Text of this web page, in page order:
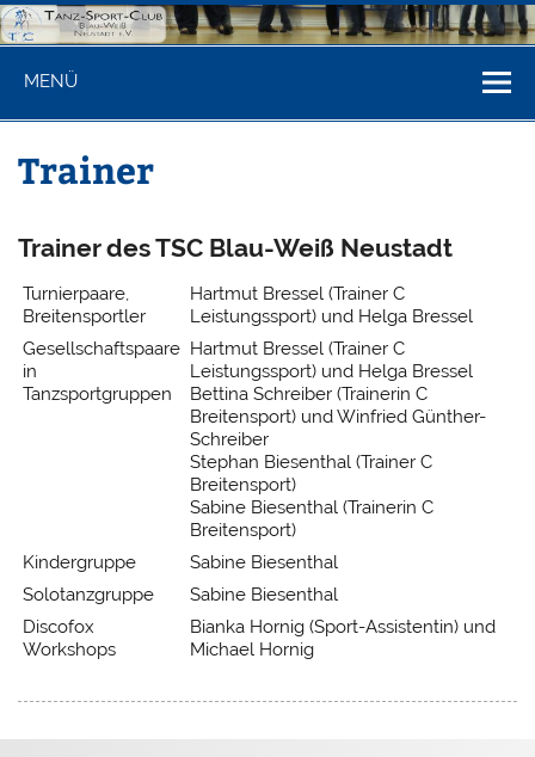
Zum
Inhalt
springen
Blau-Weiß
Neustadt/
MENÜ
Trainer
Trainer des TSC Blau-Weiß Neustadt
Turnierpaare,
Breitensportler
Hartmut Bressel (Trainer C
Leistungssport) und Helga Bressel
Gesellschaftspaare
in
Tanzsportgruppen
Hartmut Bressel (Trainer C
Leistungssport) und Helga Bressel
Bettina Schreiber (Trainerin C
Breitensport) und Winfried Günther-
Schreiber
Stephan Biesenthal (Trainer C
Breitensport)
Sabine Biesenthal (Trainerin C
Breitensport)
Kindergruppe
Sabine Biesenthal
Solotanzgruppe
Sabine Biesenthal
Discofox
Workshops
Bianka Hornig (Sport-Assistentin) und
Michael Hornig